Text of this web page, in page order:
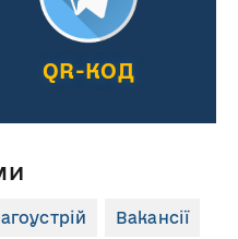
QR-КОД
Вакансії